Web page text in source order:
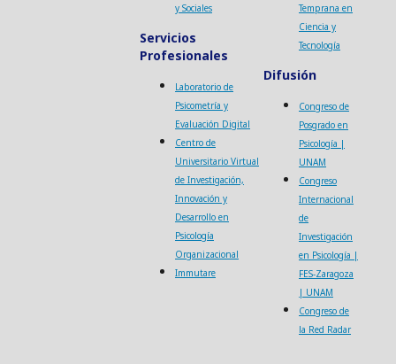
y Sociales
Servicios
Profesionales
Laboratorio de
Psicometría y
Evaluación Digital
Centro de
Universitario Virtual
de Investigación,
Innovación y
Desarrollo en
Psicología
Organizacional
Immutare
Temprana en
Ciencia y
Tecnología
Difusión
Congreso de
Posgrado en
Psicología |
UNAM
Congreso
Internacional
de
Investigación
en Psicología |
FES-Zaragoza
| UNAM
Congreso de
la Red Radar